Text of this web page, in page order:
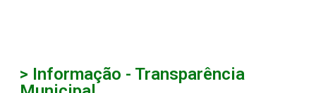
> Informação - Transparência